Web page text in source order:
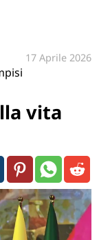
17 Aprile 2026
vita